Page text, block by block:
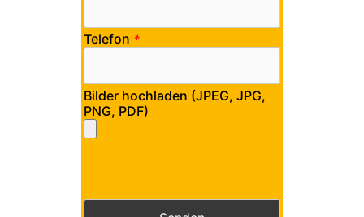
Telefon *
Bilder hochladen (JPEG, JPG,
PNG, PDF)
Bitte lasse dieses Feld leer.